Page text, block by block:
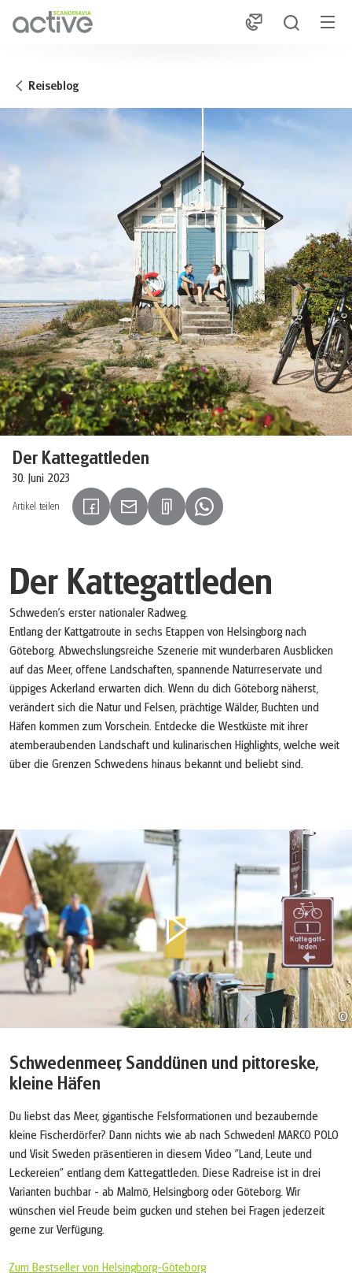
1
Reiseblog
Der Kattegattleden
Schweden's erster nationaler Radweg.
Entlang der Kattgatroute in sechs Etappen von Helsingborg nach
Göteborg. Abwechslungsreiche Szenerie mit wunderbaren Ausblicken
auf das Meer, offene Landschaften, spannende Naturreservate und
üppiges Ackerland erwarten dich. Wenn du dich Göteborg näherst,
verändert sich die Natur und Felsen, prächtige Wälder, Buchten und
Häfen kommen zum Vorschein. Entdecke die Westküste mit ihrer
atemberaubenden Landschaft und kulinarischen Highlights, welche weit
über die Grenzen Schwedens hinaus bekannt und beliebt sind.
Der Kattegattleden
30. Juni 2023
Artikel teilen (Link öffnet in neuem Tab)
(Link öffnet in neuem Tab)(Link öffnet in neuem Tab)
Schwedenmeer, Sanddünen und pittoreske,
kleine Häfen
Du liebst das Meer, gigantische Felsformationen und bezaubernde
kleine Fischerdörfer? Dann nichts wie ab nach Schweden! MARCO POLO
und Visit Sweden präsentieren in diesem Video "Land, Leute und
Leckereien" entlang dem Kattegattleden. Diese Radreise ist in drei
Varianten buchbar - ab Malmö, Helsingborg oder Göteborg. Wir
wünschen viel Freude beim gucken und stehen bei Fragen jederzeit
gerne zur Verfügung.
Zum Bestseller von Helsingborg-Göteborg
©